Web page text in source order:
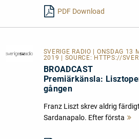
PDF Download
SVERIGE RADIO | ONSDAG 13
2019 | SOURCE: HTTPS://
BROADCAST
Premiärkänsla:
gången
Franz Liszt skrev aldrig
Sardanapalo. Efter första